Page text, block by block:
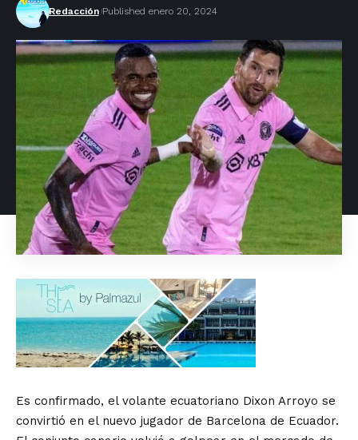
Redacción Published enero 20, 2024
Es confirmado, el volante ecuatoriano Dixon Arroyo se
convirtió en el nuevo jugador de Barcelona de Ecuador.